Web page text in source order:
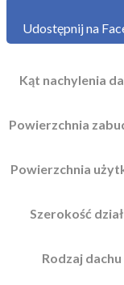
Udostępnij na
Kąt nachylenia
Powierzchnia
Powierzchnia
Szerokość
Rodzaj dachu